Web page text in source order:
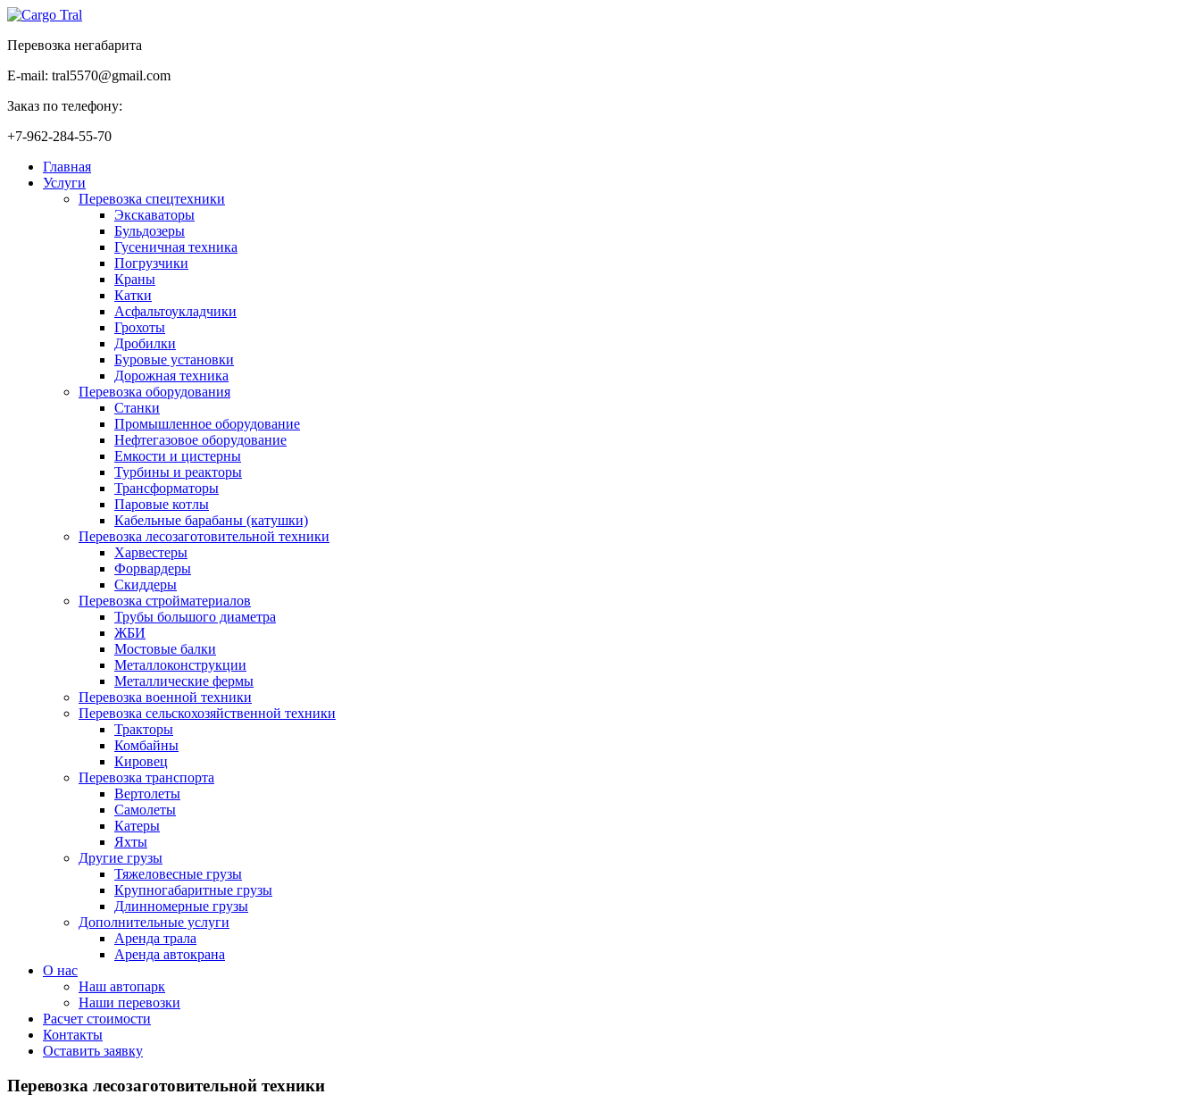
Перевозка негабарита
E-mail: tral5570@gmail.com
Заказ по телефону:
+7-962-284-55-70
Главная
Услуги
Перевозка спецтехники
Экскаваторы
Бульдозеры
Гусеничная техника
Погрузчики
Краны
Катки
Асфальтоукладчики
Грохоты
Дробилки
Буровые установки
Дорожная техника
Перевозка оборудования
Станки
Промышленное оборудование
Нефтегазовое оборудование
Емкости и цистерны
Турбины и реакторы
Трансформаторы
Паровые котлы
Кабельные барабаны (катушки)
Перевозка лесозаготовительной техники
Харвестеры
Форвардеры
Скиддеры
Перевозка стройматериалов
Трубы большого диаметра
ЖБИ
Мостовые балки
Металлоконструкции
Металлические фермы
Перевозка военной техники
Перевозка сельскохозяйственной техники
Тракторы
Комбайны
Кировец
Перевозка транспорта
Вертолеты
Самолеты
Катеры
Яхты
Другие грузы
Тяжеловесные грузы
Крупногабаритные грузы
Длинномерные грузы
Дополнительные услуги
Аренда трала
Аренда автокрана
О нас
Наш автопарк
Наши перевозки
Расчет стоимости
Контакты
Оставить заявку
Перевозка лесозаготовительной техники